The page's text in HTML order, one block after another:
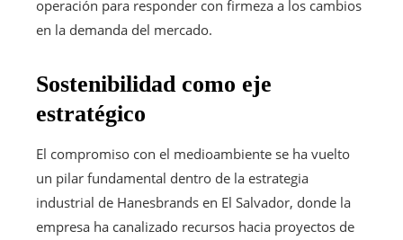
operación para responder con firmeza a los cambios
en la demanda del mercado.
Sostenibilidad como eje
estratégico
El compromiso con el medioambiente se ha vuelto
un pilar fundamental dentro de la estrategia
industrial de Hanesbrands en El Salvador, donde la
empresa ha canalizado recursos hacia proyectos de